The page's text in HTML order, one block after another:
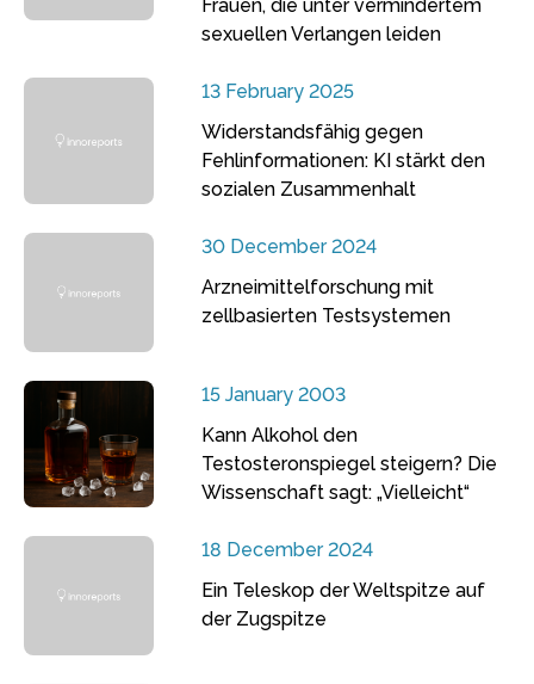
Frauen, die unter vermindertem
sexuellen Verlangen leiden
13 February 2025
Widerstandsfähig gegen
Fehlinformationen: KI stärkt den
sozialen Zusammenhalt
30 December 2024
Arzneimittelforschung mit
zellbasierten Testsystemen
15 January 2003
Kann Alkohol den
Testosteronspiegel steigern? Die
Wissenschaft sagt: „Vielleicht“
18 December 2024
Ein Teleskop der Weltspitze auf
der Zugspitze